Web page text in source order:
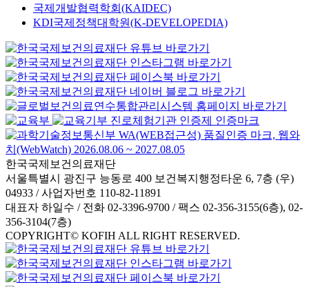
국제개발협력학회(KAIDEC)
KDI국제정책대학원(K-DEVELOPEDIA)
한국국제보건의료재단
서울특별시 광진구 능동로 400 보건복지행정타운 6, 7층 (우)
04933 / 사업자번호 110-82-11891
대표자 하일수 / 전화 02-3396-9700 / 팩스 02-356-3155(6층), 02-
356-3104(7층)
COPYRIGHT© KOFIH ALL RIGHT RESERVED.